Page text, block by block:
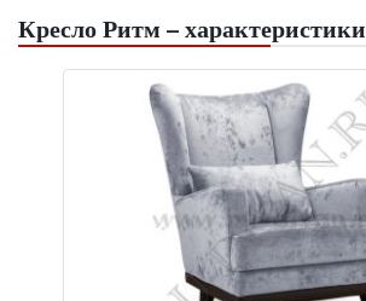
Кресло Ритм – характеристики